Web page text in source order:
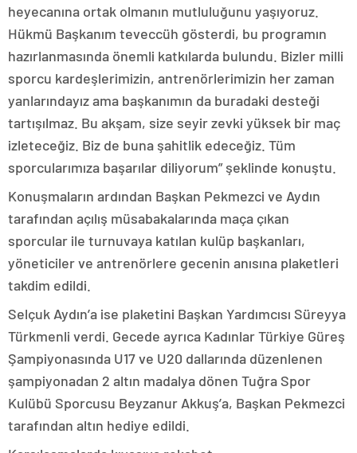
heyecanına ortak olmanın mutluluğunu yaşıyoruz.
Hükmü Başkanım teveccüh gösterdi, bu programın
hazırlanmasında önemli katkılarda bulundu. Bizler milli
sporcu kardeşlerimizin, antrenörlerimizin her zaman
yanlarındayız ama başkanımın da buradaki desteği
tartışılmaz. Bu akşam, size seyir zevki yüksek bir maç
izleteceğiz. Biz de buna şahitlik edeceğiz. Tüm
sporcularımıza başarılar diliyorum” şeklinde konuştu.
Konuşmaların ardından Başkan Pekmezci ve Aydın
tarafından açılış müsabakalarında maça çıkan
sporcular ile turnuvaya katılan kulüp başkanları,
yöneticiler ve antrenörlere gecenin anısına plaketleri
takdim edildi.
Selçuk Aydın’a ise plaketini Başkan Yardımcısı Süreyya
Türkmenli verdi. Gecede ayrıca Kadınlar Türkiye Güreş
Şampiyonasında U17 ve U20 dallarında düzenlenen
şampiyonadan 2 altın madalya dönen Tuğra Spor
Kulübü Sporcusu Beyzanur Akkuş’a, Başkan Pekmezci
tarafından altın hediye edildi.